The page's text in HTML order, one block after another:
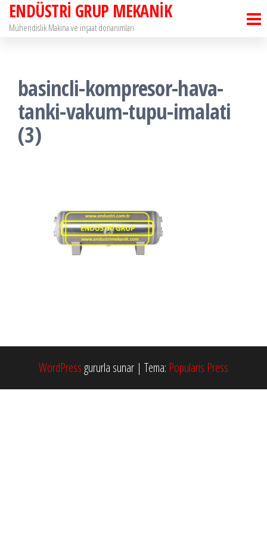
İçeriğe
atla
ENDÜSTRİ GRUP MEKANİK
Mühendislik Makina ve inşaat donanımları
basincli-kompresor-hava-
tanki-vakum-tupu-imalati
(3)
WordPress gururla sunar | Tema: Popularis Press